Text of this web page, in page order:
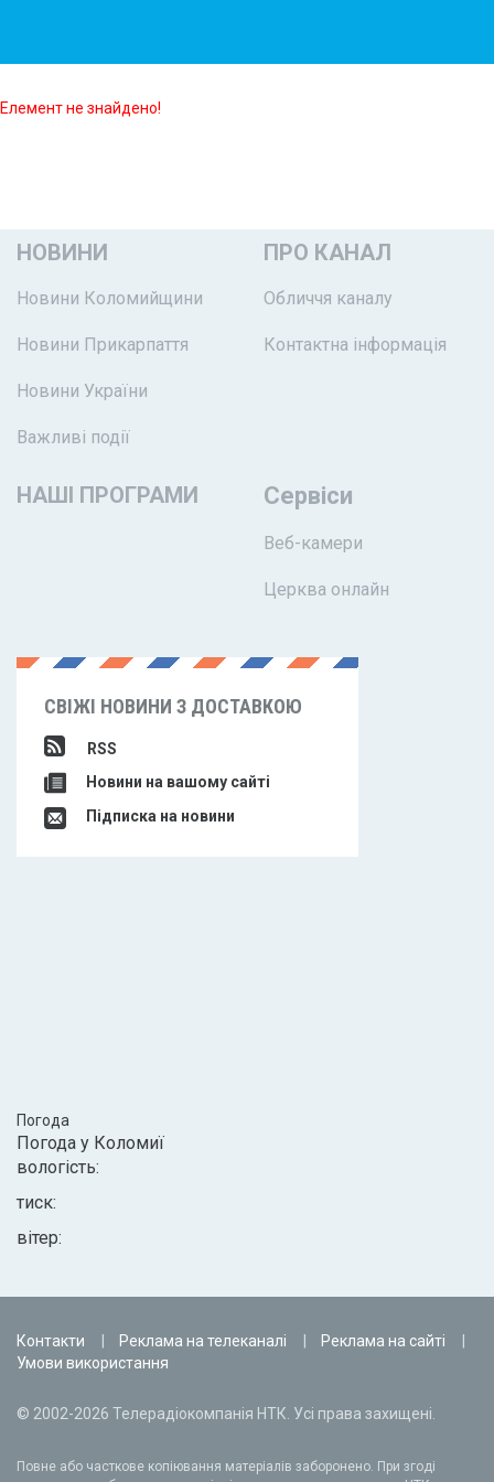
Елемент не знайдено!
НОВИНИ
Новини Коломийщини
Новини Прикарпаття
Новини України
Важливі події
ПРО КАНАЛ
Обличчя каналу
Контактна інформація
НАШІ ПРОГРАМИ Сервіси
Веб-камери
Церква онлайн
СВІЖІ НОВИНИ З ДОСТАВКОЮ
RSS
Новини на вашому сайті
Підписка на новини
Погода
Погода у Коломиї
вологість:
тиск:
вітер:
Контакти Реклама на телеканалі
Реклама на сайті
Умови використання
© 2002-2026 Телерадіокомпанія НТК. Усі права захищені.
Повне або часткове копіювання матеріалів заборонено. При згоді